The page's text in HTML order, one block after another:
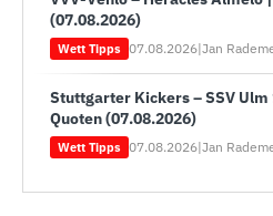
(07.08.2026)
Wett Tipps 07.08.2026|Jan
Stuttgarter Kickers – SSV
Quoten (07.08.2026)
Wett Tipps 07.08.2026|Jan